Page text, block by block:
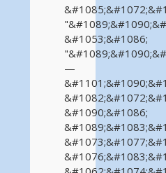
&#1053;&#1086;
—
&#1090;&#1086;